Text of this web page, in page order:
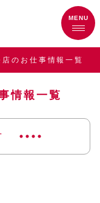
のお仕事情報一覧
情報一覧